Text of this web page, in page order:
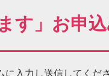
す」お申
に 入力し送信してくだ